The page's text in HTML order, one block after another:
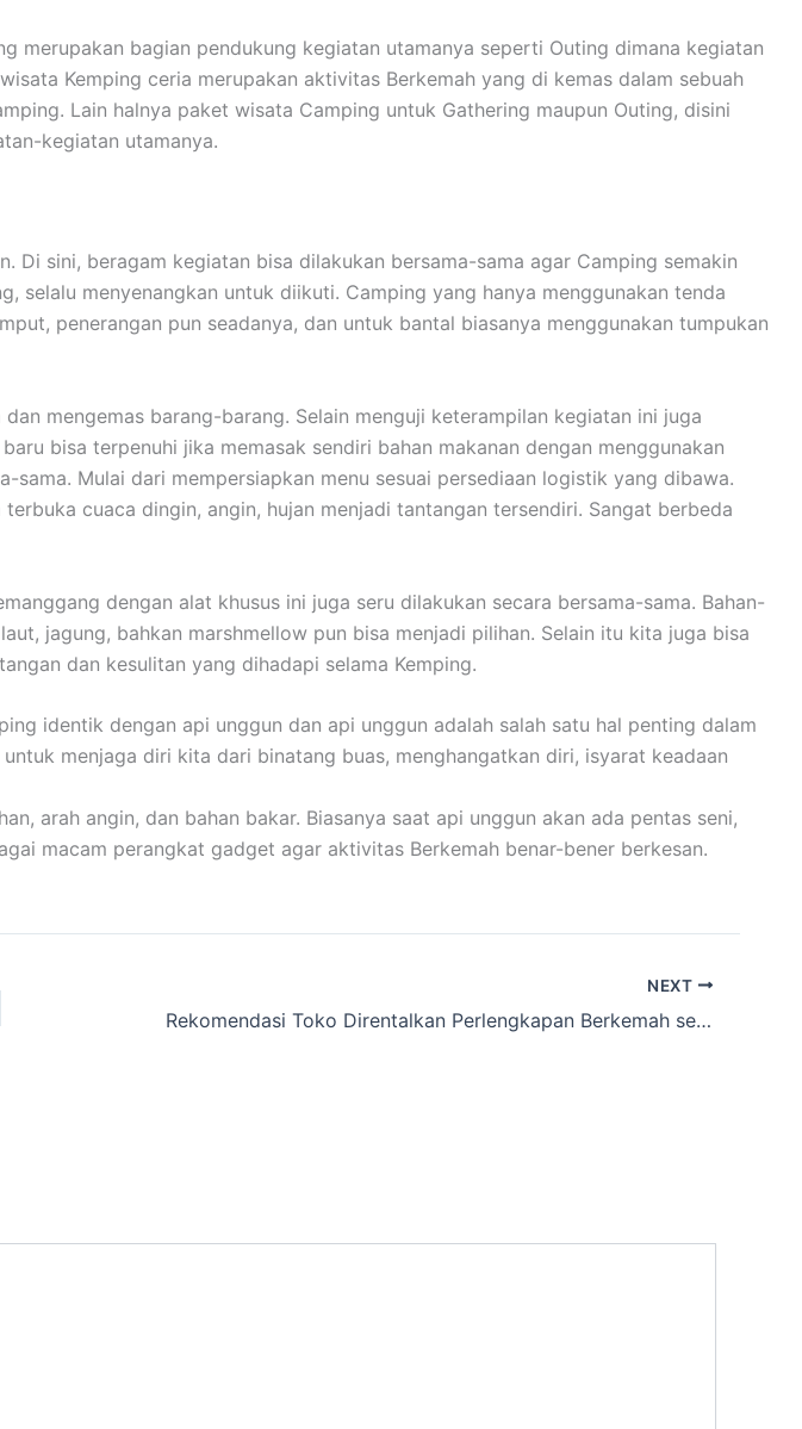
merupakan bagian pendukung kegiatan utamanya seperti Outing dimana kegiatan
Kemping ceria merupakan aktivitas Berkemah yang di kemas dalam sebuah
Lain halnya paket wisata Camping untuk Gathering maupun Outing, disini
kegiatan utamanya.
sini, beragam kegiatan bisa dilakukan bersama-sama agar Camping semakin
selalu menyenangkan untuk diikuti. Camping yang hanya menggunakan tenda
penerangan pun seadanya, dan untuk bantal biasanya menggunakan tumpukan
mengemas barang-barang. Selain menguji keterampilan kegiatan ini juga
bisa terpenuhi jika memasak sendiri bahan makanan dengan menggunakan
Mulai dari mempersiapkan menu sesuai persediaan logistik yang dibawa.
cuaca dingin, angin, hujan menjadi tantangan tersendiri. Sangat berbeda
dengan alat khusus ini juga seru dilakukan secara bersama-sama. Bahan-
jagung, bahkan marshmellow pun bisa menjadi pilihan. Selain itu kita juga bisa
dan kesulitan yang dihadapi selama Kemping.
identik dengan api unggun dan api unggun adalah salah satu hal penting dalam
menjaga diri kita dari binatang buas, menghangatkan diri, isyarat keadaan
arah angin, dan bahan bakar. Biasanya saat api unggun akan ada pentas seni,
macam perangkat gadget agar aktivitas Berkemah benar-bener berkesan.
NEXT
Rekomendasi Toko Direntalkan Perlengkapan Berkemah sekitar Karasak,Kota Bandung